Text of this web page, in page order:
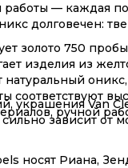
— каждая
долговечен:
золото 750
изделия из
оникс,
соответствуют
ручной
украшения Van
зависит от
носят Риана,